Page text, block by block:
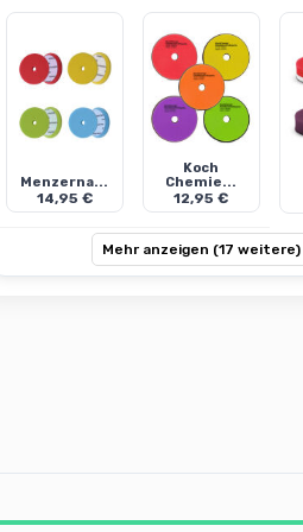
Menzerna...
14,95 €
Koch
Chemie...
12,95 €
Mehr anzeigen (17 weitere)